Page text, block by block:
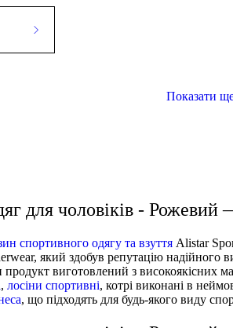
Показати
для чоловіків -
спортивного одягу та взуття Alistar
який здобув репутацію надійного
виготовлений з високоякісних
,лосіни спортивні, котрі виконані в
, що підходять для будь-якого виду